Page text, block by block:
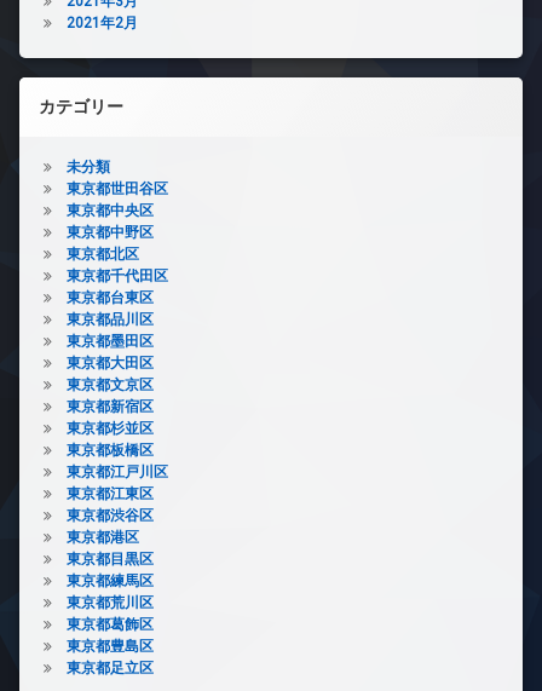
2021年2月
カテゴリー
未分類
東京都世田谷区
東京都中央区
東京都中野区
東京都北区
東京都千代田区
東京都台東区
東京都品川区
東京都墨田区
東京都大田区
東京都文京区
東京都新宿区
東京都杉並区
東京都板橋区
東京都江戸川区
東京都江東区
東京都渋谷区
東京都港区
東京都目黒区
東京都練馬区
東京都荒川区
東京都葛飾区
東京都豊島区
東京都足立区